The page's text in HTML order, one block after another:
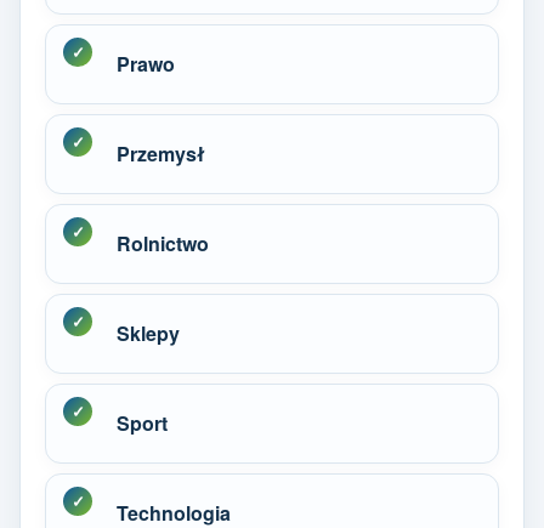
Prawo
Przemysł
Rolnictwo
Sklepy
Sport
Technologia